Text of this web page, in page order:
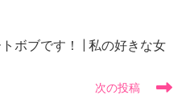
ボブです！ | 私の好きな女
次の投稿